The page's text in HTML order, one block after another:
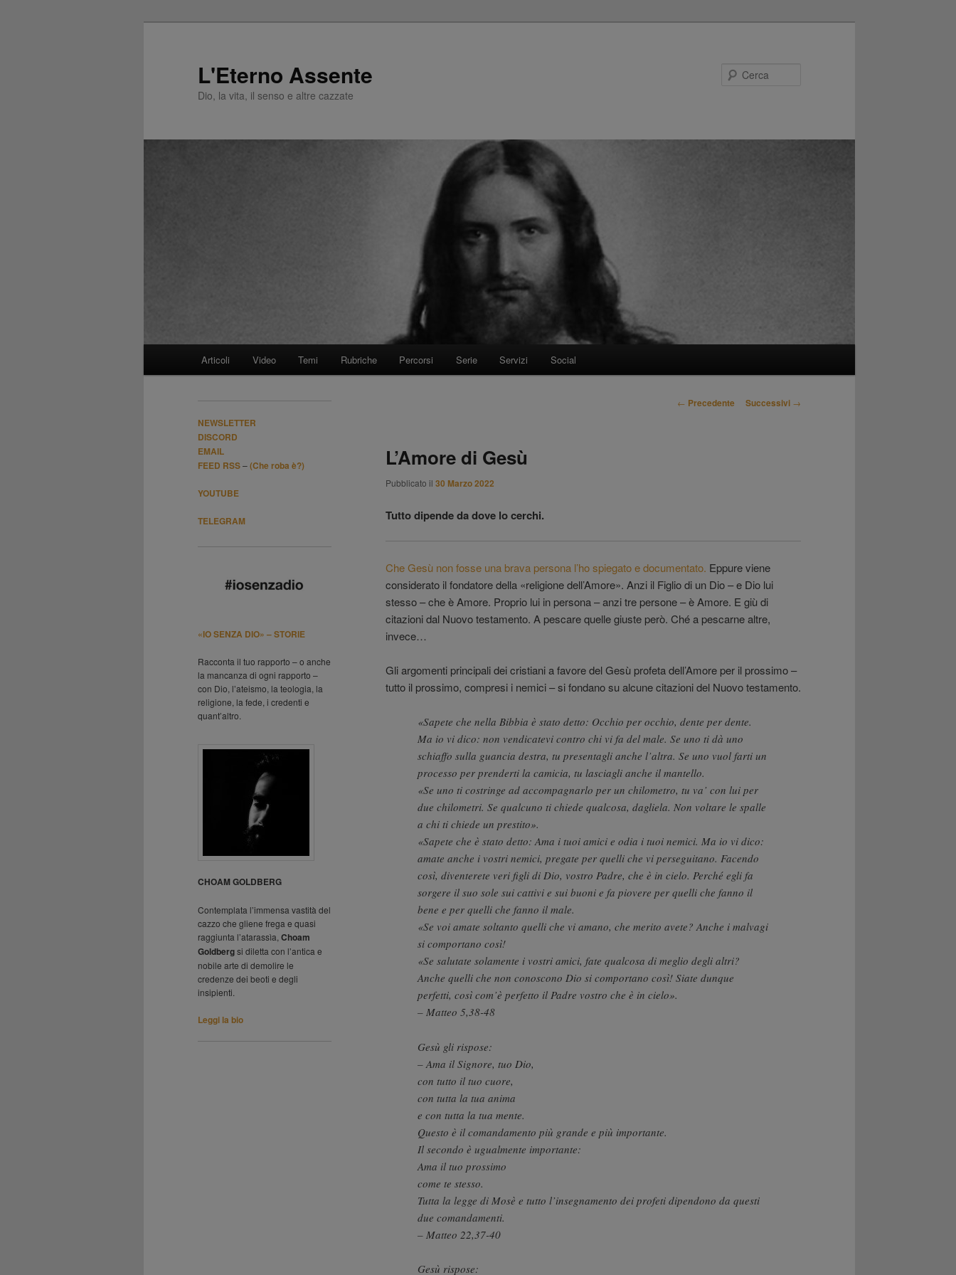
L'Eterno Assente
Dio, la vita, il senso e altre cazzate
Vai
contenuto
principale
Articoli Video Temi Rubriche Percorsi Serie Servizi Social
Navigazione
← Precedente Successivi →
L’Amore di Gesù
Pubblicato il 30 Marzo 2022
Tutto dipende da dove lo cerchi.
Che Gesù non fosse una brava persona l’ho spiegato e documentato. Eppure viene
considerato il fondatore della «religione dell’Amore». Anzi il Figlio di un Dio – e Dio lui
stesso – che è Amore. Proprio lui in persona – anzi tre persone – è Amore. E giù di
citazioni dal Nuovo testamento. A pescare quelle giuste però. Ché a pescarne altre,
invece…
Gli argomenti principali dei cristiani a favore del Gesù profeta dell’Amore per il prossimo –
tutto il prossimo, compresi i nemici – si fondano su alcune citazioni del Nuovo testamento.
«Sapete che nella Bibbia è stato detto: Occhio per occhio, dente per dente.
Ma io vi dico: non vendicatevi contro chi vi fa del male. Se uno ti dà uno
schiaffo sulla guancia destra, tu presentagli anche l’altra. Se uno vuol farti un
processo per prenderti la camicia, tu lasciagli anche il mantello.
«Se uno ti costringe ad accompagnarlo per un chilometro, tu va’ con lui per
due chilometri. Se qualcuno ti chiede qualcosa, dagliela. Non voltare le spalle
a chi ti chiede un prestito».
«Sapete che è stato detto: Ama i tuoi amici e odia i tuoi nemici. Ma io vi dico:
amate anche i vostri nemici, pregate per quelli che vi perseguitano. Facendo
così, diventerete veri figli di Dio, vostro Padre, che è in cielo. Perché egli fa
sorgere il suo sole sui cattivi e sui buoni e fa piovere per quelli che fanno il
bene e per quelli che fanno il male.
«Se voi amate soltanto quelli che vi amano, che merito avete? Anche i malvagi
si comportano così!
«Se salutate solamente i vostri amici, fate qualcosa di meglio degli altri?
Anche quelli che non conoscono Dio si comportano così! Siate dunque
perfetti, così com’è perfetto il Padre vostro che è in cielo».
– Matteo 5,38-48
Gesù gli rispose:
– Ama il Signore, tuo Dio,
con tutto il tuo cuore,
con tutta la tua anima
e con tutta la tua mente.
Questo è il comandamento più grande e più importante.
Il secondo è ugualmente importante:
Ama il tuo prossimo
come te stesso.
Tutta la legge di Mosè e tutto l’insegnamento dei profeti dipendono da questi
due comandamenti.
– Matteo 22,37-40
Gesù rispose:
NEWSLETTER
DISCORD
EMAIL
FEED RSS–(Che roba è?)
YOUTUBE
TELEGRAM
«IO SENZA DIO» – STORIE
Racconta il tuo rapporto – o anche
la mancanza di ogni rapporto –
con Dio, l’ateismo, la teologia, la
religione, la fede, i credenti e
quant’altro.
CHOAM GOLDBERG
Contemplata l’immensa vastità del
cazzo che gliene frega e quasi
raggiunta l’atarassìa, Choam
Goldbergsi diletta con l’antica e
nobile arte di demolire le
credenze dei beoti e degli
insipienti.
Leggi la bio